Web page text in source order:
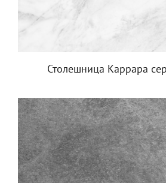
Столешница Каррара